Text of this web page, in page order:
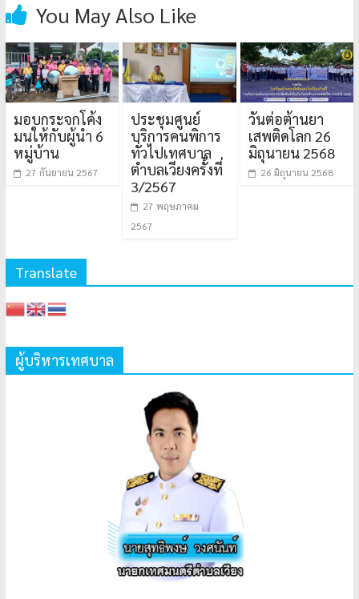
You May Also Like
มอบกระจกโค้ง
มนให้กับผู้นำ 6
หมู่บ้าน
27 กันยายน 2567
ประชุมศูนย์
บริการคนพิการ
ทั่วไปเทศบาล
ตำบลเวียงครั้งที่
3/2567
27 พฤษภาคม
2567
วันต่อต้านยา
เสพติดโลก 26
มิถุนายน 2568
26 มิถุนายน 2568
Translate
ผู้บริหารเทศบาล